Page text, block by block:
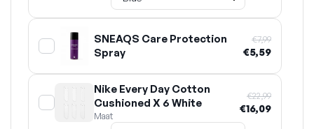
SNEAQS Care Protection
Spray
€7,99
€5,59
Nike Every Day Cotton
Cushioned X 6 White
Maat
€22,99
€16,09